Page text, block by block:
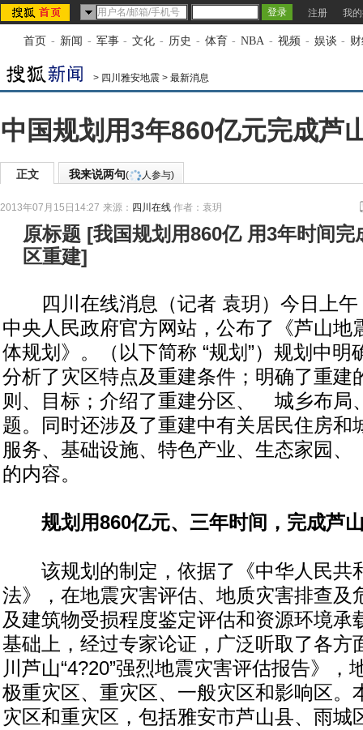
注册 我
首页 - 新闻 - 军事 - 文化 - 历史 - 体育 - NBA - 视频 - 娱谈 -
> 四川雅安地震 > 最新消息
中国规划用3年860亿元完成芦
正文 我来说两句( 人参与)
2013年07月15日14:27 来源： 四川在线 作者：袁玥
原标题 [我国规划用860亿 用3年时间完
区重建]
四川在线消息（记者 袁玥）今日上午
中央人民政府官方网站，公布了《芦山地
体规划》。（以下简称 “规划”）规划中明
分析了灾区特点及重建条件；明确了重建
则、目标；介绍了重建分区、 城乡布局
题。同时还涉及了重建中有关居民住房
服务、基础设施、特色产业、生态家园
的内容。
规划用860亿元、三年时间，完成芦
该规划的制定，依据了《中华人民共
法》，在地震灾害评估、地质灾害排查及
及建筑物受损程度鉴定评估和资源环境承
基础上，经过专家论证，广泛听取了各方
川芦山“4?20”强烈地震灾害评估报告》，
极重灾区、重灾区、一般灾区和影响区。
灾区和重灾区，包括雅安市芦山县、雨城